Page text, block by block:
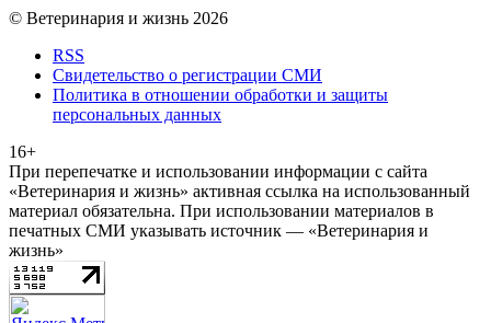
© Ветеринария и жизнь 2026
RSS
Свидетельство о регистрации СМИ
Политика в отношении обработки и защиты
персональных данных
16+
При перепечатке и использовании информации с сайта
«Ветеринария и жизнь» активная ссылка на использованный
материал обязательна. При использовании материалов в
печатных СМИ указывать источник — «Ветеринария и
жизнь»